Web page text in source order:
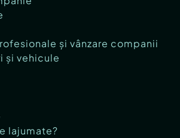
și vânzare companii
și vehicule
lajumate?